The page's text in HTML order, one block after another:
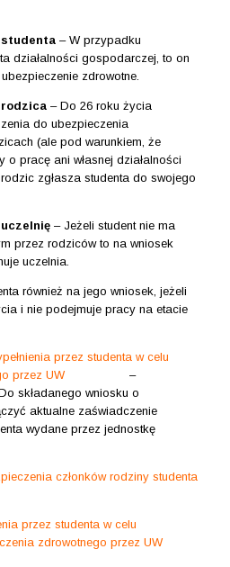
studenta – W przypadku
działalności gospodarczej, to on
zdrowotne.
– Do 26 roku życia
do ubezpieczenia
(ale pod warunkiem, że
o pracę ani własnej działalności
zgłasza studenta do swojego
– Jeżeli student nie ma
przez rodziców to na wniosek
uczelnia.
również na jego wniosek, jeżeli
i nie podejmuje pracy na etacie
przez studenta w celu
przez UW –
składanego wniosku o
aktualne zaświadczenie
wydane przez jednostkę
członków rodziny studenta
przez studenta w celu
zdrowotnego przez UW